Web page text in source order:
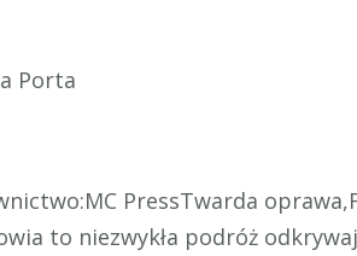
Porta
PressTwarda
to niezwykła podróż